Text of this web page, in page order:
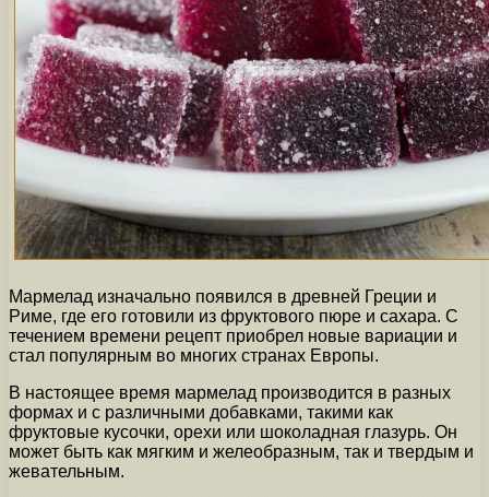
Мармелад изначально появился в древней Греции и
Риме, где его готовили из фруктового пюре и сахара. С
течением времени рецепт приобрел новые вариации и
стал популярным во многих странах Европы.
В настоящее время мармелад производится в разных
формах и с различными добавками, такими как
фруктовые кусочки, орехи или шоколадная глазурь. Он
может быть как мягким и желеобразным, так и твердым и
жевательным.